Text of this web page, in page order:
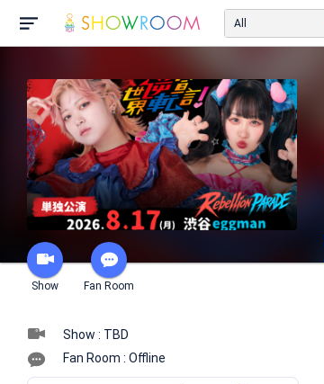
All
Show Fan Room
Show : TBD
Fan Room : Offline